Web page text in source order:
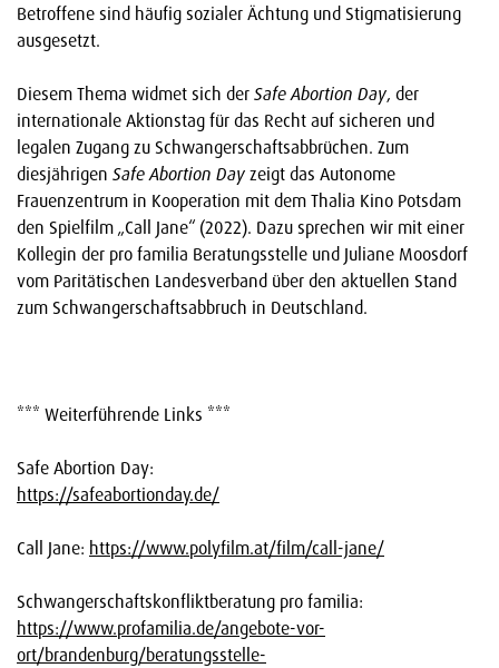
Betroffene sind häufig sozialer Ächtung und Stigmatisierung
ausgesetzt.
Diesem Thema widmet sich der Safe Abortion Day, der
internationale Aktionstag für das Recht auf sicheren und
legalen Zugang zu Schwangerschaftsabbrüchen. Zum
diesjährigen Safe Abortion Day zeigt das Autonome
Frauenzentrum in Kooperation mit dem Thalia Kino Potsdam
den Spielfilm „Call Jane“ (2022). Dazu sprechen wir mit einer
Kollegin der pro familia Beratungsstelle und Juliane Moosdorf
vom Paritätischen Landesverband über den aktuellen Stand
zum Schwangerschaftsabbruch in Deutschland.
*** Weiterführende Links ***
Safe Abortion Day:
https://safeabortionday.de/
Call Jane: https://www.polyfilm.at/film/call-jane/
Schwangerschaftskonfliktberatung pro familia:
https://www.profamilia.de/angebote-vor-
ort/brandenburg/beratungsstelle-